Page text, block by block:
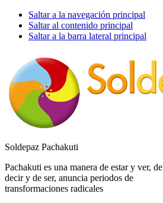
Saltar a la navegación principal
Saltar al contenido principal
Saltar a la barra lateral principal
Soldepaz Pachakuti
Pachakuti es una manera de estar y ver, de
decir y de ser, anuncia periodos de
transformaciones radicales